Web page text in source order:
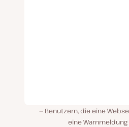
Benutzern, die eine
eine